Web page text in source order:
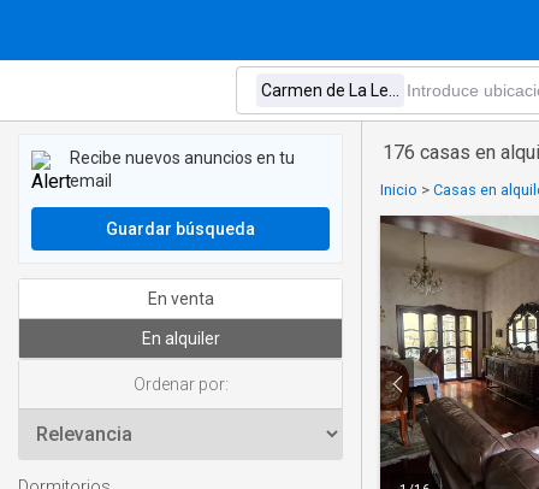
176 casas en
Inicio > Casas en
Recibe nuevos anuncios en tu
email
Guardar búsqueda
En venta
En alquiler
Ordenar por: